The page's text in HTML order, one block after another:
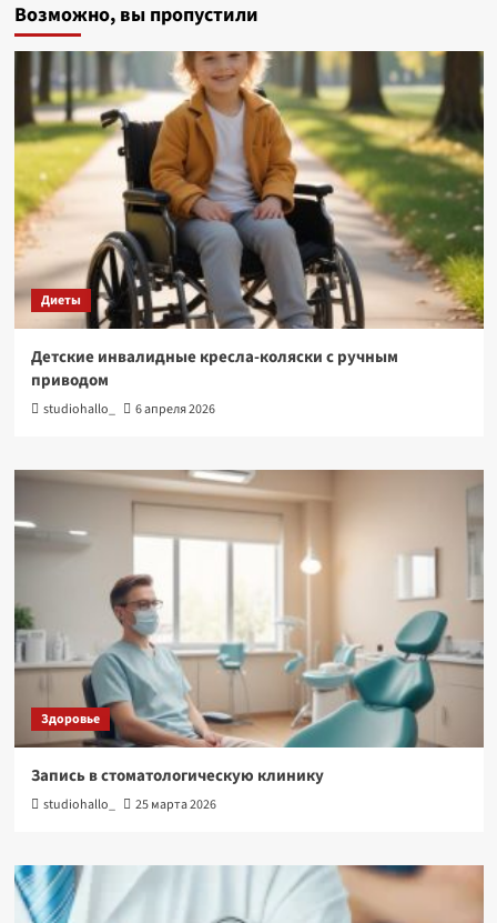
Возможно, вы пропустили
Диеты
Детские инвалидные кресла-коляски с ручным
приводом
studiohallo_ 6 апреля 2026
Здоровье
Запись в стоматологическую клинику
studiohallo_ 25 марта 2026